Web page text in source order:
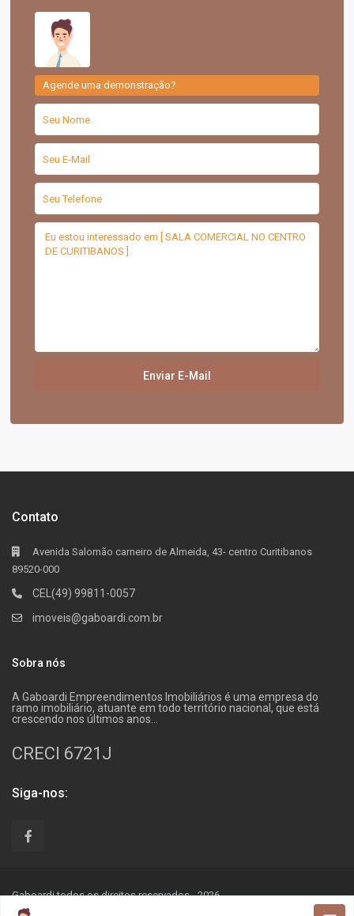
Agende uma demonstração?
Contato
Avenida Salomão carneiro de Almeida, 43- centro Curitibanos
89520-000
CEL(49) 99811-0057
imoveis@gaboardi.com.br
Sobra nós
A Gaboardi Empreendimentos Imobiliários é uma empresa do
ramo imobiliário, atuante em todo território nacional, que está
crescendo nos últimos anos…
CRECI 6721J
Siga-nos:
Gaboardi todos os direitos reservados - 2026